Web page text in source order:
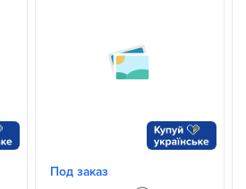
Под заказ